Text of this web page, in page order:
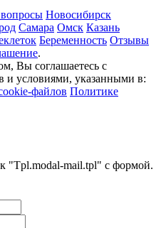
Новосибирск
Самара Омск Казань
Беременность Отзывы
.
Вы соглашаетесь с
и условиями, указанными в:
файлов Политике
"Tpl.modal-mail.tpl" с формой.